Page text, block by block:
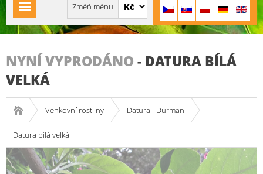
NYNÍ VYPRODÁNO - DATURA BÍLÁ
VELKÁ
Venkovní rostliny Datura - Durman
Datura bílá velká